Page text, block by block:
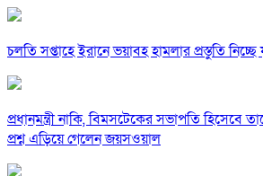
চলতি সপ্তাহে ইরানে ভয়াবহ হামলার প্রস্তুতি নিচ্ছে
প্রধানমন্ত্রী নাকি, বিমসটেকের সভাপতি হিসেবে
প্রশ্ন এড়িয়ে গেলেন জয়সওয়াল